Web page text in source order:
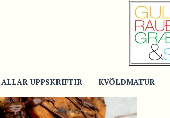
ALLAR UPPSKRIFTIR KVÖLDMATUR